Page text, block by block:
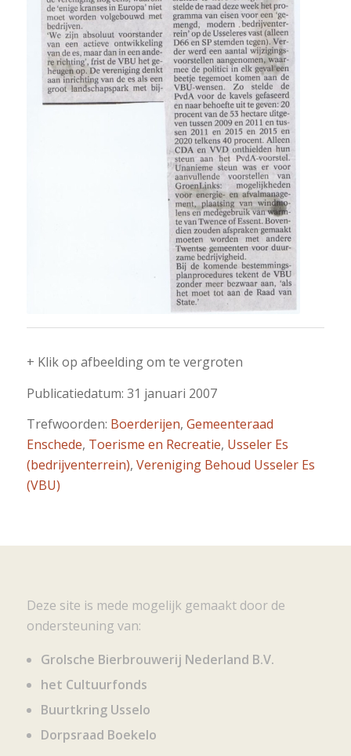
+ Klik op afbeelding om te vergroten
Publicatiedatum: 31 januari 2007
Trefwoorden: Boerderijen, Gemeenteraad
Enschede, Toerisme en Recreatie, Usseler Es
(bedrijventerrein), Vereniging Behoud Usseler Es
(VBU)
Deze site is mede mogelijk gemaakt door de
ondersteuning van:
Grolsche Bierbrouwerij Nederland B.V.
het Cultuurfonds
Buurtkring Usselo
Dorpsraad Boekelo